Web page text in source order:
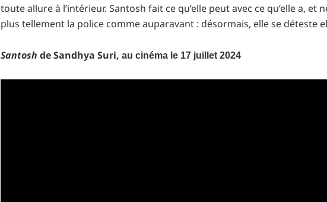
toute allure à l’intérieur. Santosh fait ce qu’elle peut avec ce qu’elle a, et
plus tellement la police comme auparavant : désormais, elle se déteste
Santosh de Sandhya Suri,au cinéma le 17 juillet 2024